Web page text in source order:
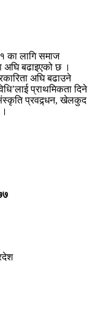
का लागि समाज
अघि बढाइएको छ ।
अघि बढाउने
प्राथमिकता दिने
प्रवद्र्धन, खेलकुद